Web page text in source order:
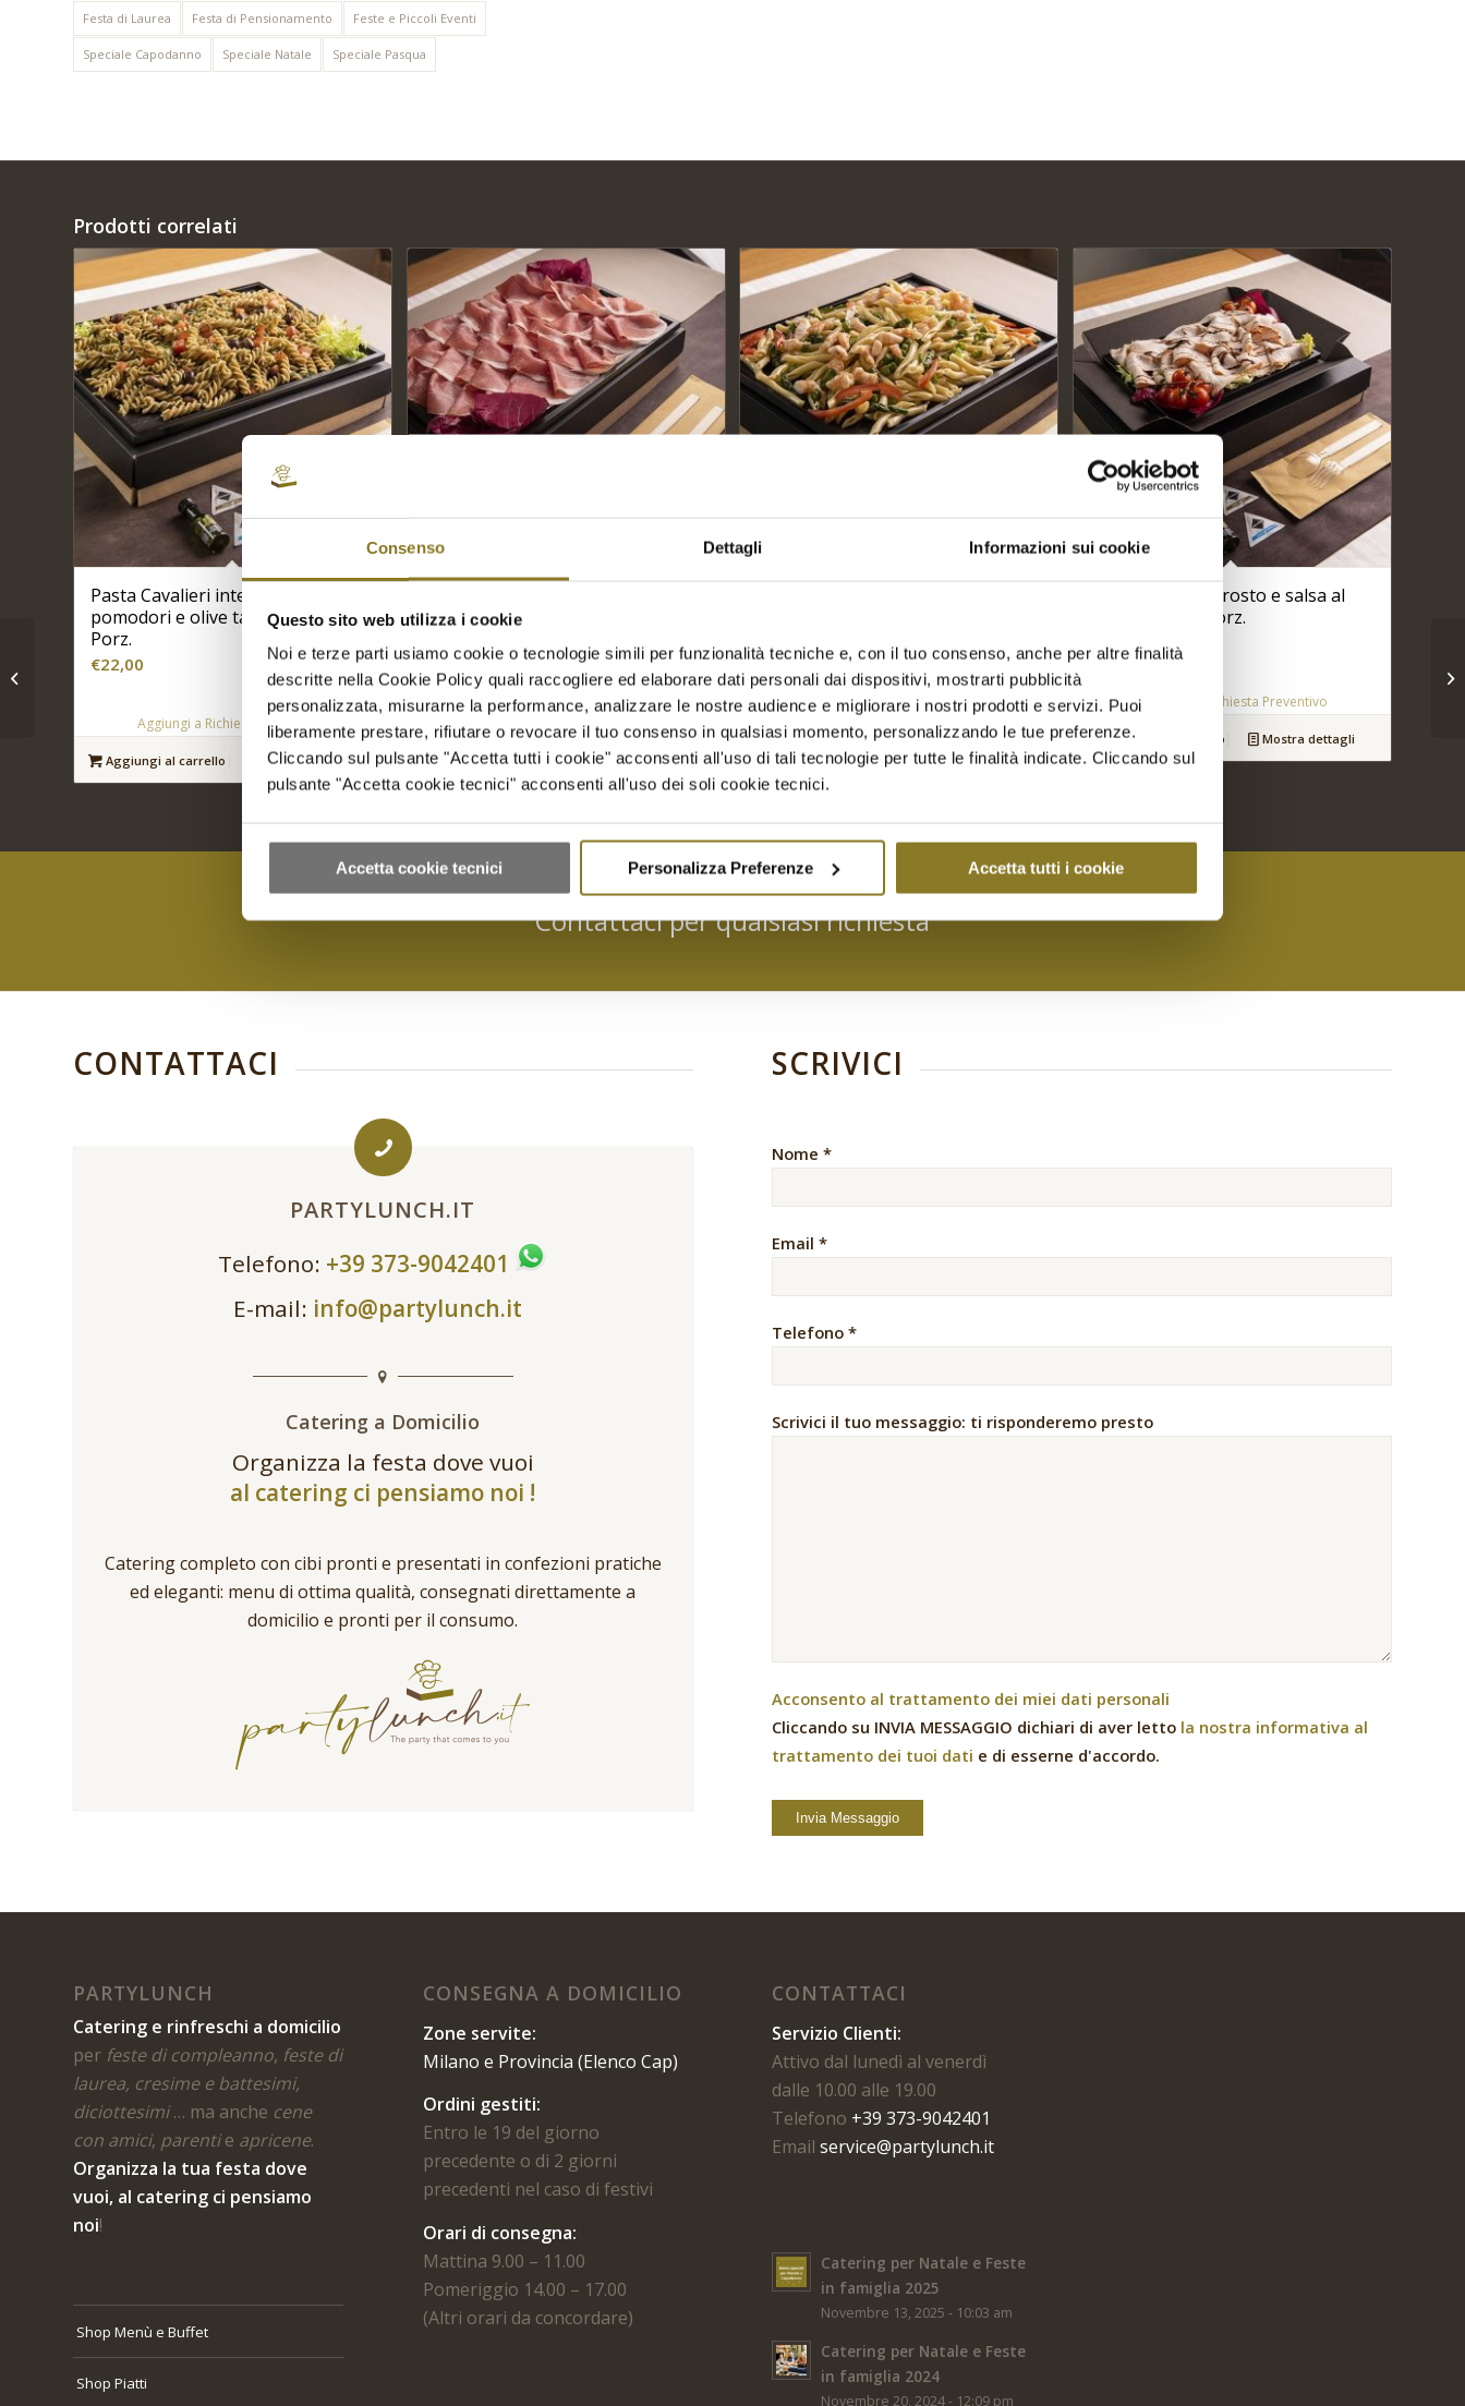
Consenso Dettagli Informazioni sui cookie
Questo sito web utilizza i cookie
Noi e terze parti usiamo cookie o tecnologie simili per funzionalità tecniche e, con il tuo consenso, anche per altre finalità
descritte nella Cookie Policy quali raccogliere ed elaborare dati personali dai dispositivi, mostrarti pubblicità
personalizzata, misurarne la performance, analizzare le nostre audience e migliorare i nostri prodotti e servizi. Puoi
liberamente prestare, rifiutare o revocare il tuo consenso in qualsiasi momento, personalizzando le tue preferenze.
Cliccando sul pulsante "Accetta tutti i cookie" acconsenti all'uso di tali tecnologie per tutte le finalità indicate. Cliccando sul
pulsante "Accetta cookie tecnici" acconsenti all'uso dei soli cookie tecnici.
Accetta cookie tecnici Personalizza Preferenze Accetta tutti i cookie
Festa di Laurea Festa di Pensionamento Feste e Piccoli Eventi
Speciale Capodanno Speciale Natale Speciale Pasqua
Prodotti correlati
Pasta Cavalieri integrale bio,
pomodori e olive taggiasche | 5
Porz.
€22,00
Aggiungi a Richiesta Preventivo
Aggiungi al carrello Mostra dettagli
| 5 Porz.
Aggiungi a Richiesta Preventivo
Aggiungi al carrello Mostra dettagli
€ 22,00
Aggiungi a Richiesta Preventivo
Aggiungi al carrello Mostra dettagli
Fesa tacchino arrosto e salsa al
balsamico | 5 Porz.
25,00
Aggiungi a Richiesta Preventivo
Aggiungi al carrello Mostra dettagli
Contattaci per qualsiasi richiesta
CONTATTACI
PARTYLUNCH.IT
Telefono: +39 373-9042401
E-mail: info@partylunch.it
Catering a Domicilio
Organizza la festa dove vuoi
al catering ci pensiamo noi !
Catering completo con cibi pronti e presentati in confezioni pratiche
ed eleganti: menu di ottima qualità, consegnati direttamente a
domicilio e pronti per il consumo.
SCRIVICI
Nome *
Email *
Telefono *
Scrivici il tuo messaggio: ti risponderemo presto
Acconsento al trattamento dei miei dati personali
Cliccando su INVIA MESSAGGIO dichiari di aver letto la nostra informativa al
trattamento dei tuoi dati e di esserne d'accordo.
PARTYLUNCH
Catering e rinfreschi a domicilio
per feste di compleanno, feste di
laurea, cresime e battesimi,
diciottesimi… ma anche cene
con amici, parentie apricene.
Organizza la tua festa dove
vuoi, al catering ci pensiamo
noi!
Shop Menù e Buffet
Shop Piatti
CONSEGNA A DOMICILIO
Zone servite:
Milano e Provincia (Elenco Cap)
Ordini gestiti:
Entro le 19 del giorno
precedente o di 2 giorni
precedenti nel caso di festivi
Orari di consegna:
Mattina 9.00 – 11.00
Pomeriggio 14.00 – 17.00
(Altri orari da concordare)
CONTATTACI
Servizio Clienti:
Attivo dal lunedì al venerdì
dalle 10.00 alle 19.00
Telefono +39 373-9042401
Emailservice@partylunch.it
Catering per Natale e Feste
in famiglia 2025
Novembre 13, 2025 - 10:03 am
Catering per Natale e Feste
in famiglia 2024
Novembre 20, 2024 - 12:09 pm
all’aspretto di